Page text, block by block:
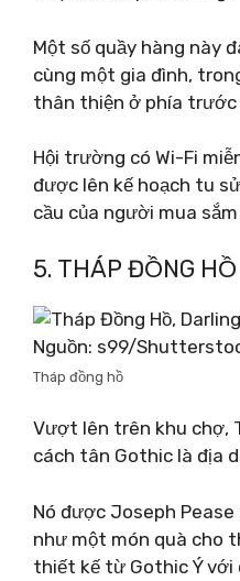
Một số quầy hàng này
cùng một gia đình,
thân thiện ở phía
Hội trường có Wi-Fi
được lên kế hoạch tu
cầu của người mua
5. THÁP ĐỒNG HỒ
Nguồn: s99/
Tháp đồng hồ
Vượt lên trên khu chợ,
cách tân Gothic là địa
Nó được Joseph Pease
như một món quà cho
thiết kế từ Gothic Ý với